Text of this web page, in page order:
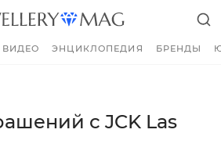
ВИДЕО ЭНЦИКЛОПЕДИЯ БРЕНДЫ
с JCK Las